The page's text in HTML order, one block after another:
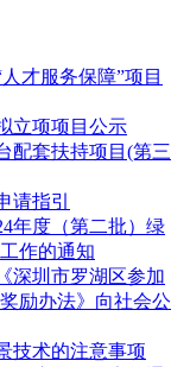
才服务保障”项目
立项项目公示
配套扶持项目(第三
请指引
年度（第二批）绿
作的通知
深圳市罗湖区参加
励办法》向社会公
技术的注意事项